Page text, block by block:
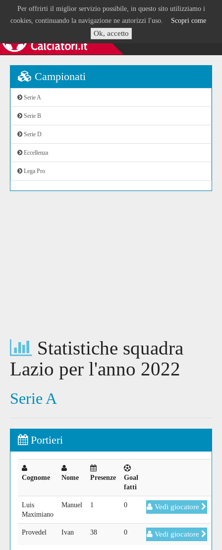
Per offrirti il miglior servizio possibile, in questo sito utilizziamo i
cookies, continuando la navigazione ne autorizzi l'uso. Scopri come
Ok, accetto
Campionati
Serie A
Serie B
Serie D
Eccellenza
Lega Pro
Statistiche squadra
Lazio per l'anno 2022
Serie A
Portieri
Cognome Nome Presenze
Goal
fatti
Luis
Maximiano
Manuel 1 0 Vedi giocatore
Provedel Ivan 38 0 Vedi giocatore